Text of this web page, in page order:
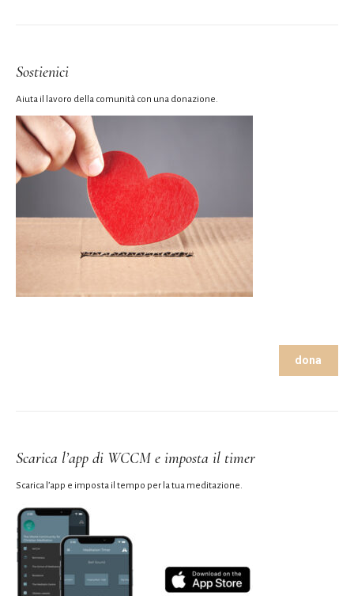
Sostienici
Aiuta il lavoro della comunità con una donazione.
dona
Scarica l’app di WCCM e imposta il timer
Scarica l’app e imposta il tempo per la tua meditazione.